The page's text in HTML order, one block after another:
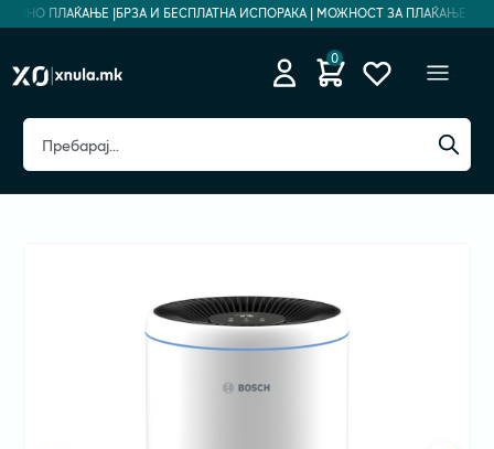
ПЛАЌАЊЕ | БРЗА И БЕСПЛАТНА ИСПОРАКА | МОЖНОСТ ЗА ПЛАЌАЊЕ НА
0